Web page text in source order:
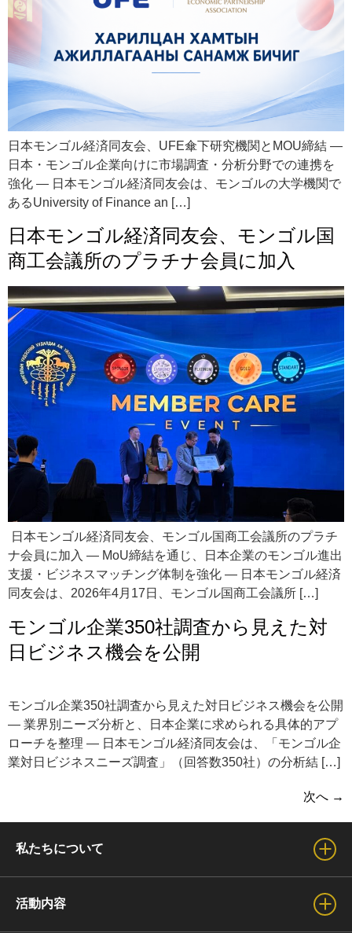
日本モンゴル経済同友会、UFE傘下研究機関とMOU締結 ―
日本・モンゴル企業向けに市場調査・分析分野での連携を
強化 ― 日本モンゴル経済同友会は、モンゴルの大学機関で
あるUniversity of Finance an […]
日本モンゴル経済同友会、モンゴル国
商工会議所のプラチナ会員に加入
日本モンゴル経済同友会、モンゴル国商工会議所のプラチ
ナ会員に加入 ― MoU締結を通じ、日本企業のモンゴル進出
支援・ビジネスマッチング体制を強化 ― 日本モンゴル経済
同友会は、2026年4月17日、モンゴル国商工会議所 […]
モンゴル企業350社調査から見えた対
日ビジネス機会を公開
モンゴル企業350社調査から見えた対日ビジネス機会を公開
— 業界別ニーズ分析と、日本企業に求められる具体的アプ
ローチを整理 — 日本モンゴル経済同友会は、「モンゴル企
業対日ビジネスニーズ調査」（回答数350社）の分析結 […]
次へ →
私たちについて
会長からのご挨拶
活動内容